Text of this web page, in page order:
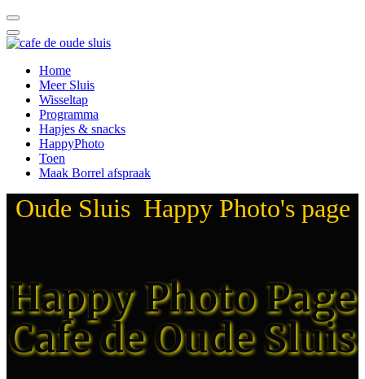
Home
Meer Sluis
Wisseltap
Programma
Hapjes & snacks
HappyPhoto
Toen
Maak Borrel afspraak
Oude Sluis Happy Photo's page
Happy Photo Page
Cafe de Oude Sluis